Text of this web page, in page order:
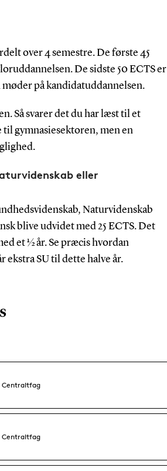
over 4 semestre. De første 45
De sidste 50 ECTS er
på kandidatuddannelsen.
Så svarer det du har læst til et
gymnasiesektoren, men en
eller
Naturvidenskab
blive udvidet med 25 ECTS. Det
et ½ år. Se præcis hvordan
ekstra SU til dette halve år.